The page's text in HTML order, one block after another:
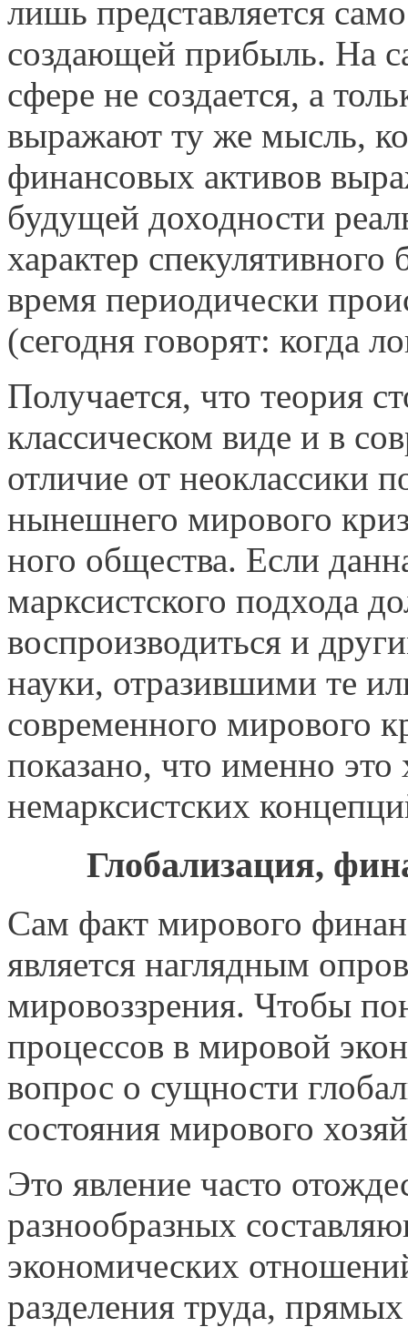
лишь представляется
соз­дающей прибыль. На
сфере не создается, а
выражают ту же мысль,
финансовых активов
будущей доходности
характер спекулятивного
время периодически
(сегодня говорят: когда
Получается, что теория
классическом виде и в
отличие от неоклассики
нынешнего мирового
ного общества. Если
марксистского под­хода
воспроизводиться и
науки, отразившими те
совре­менного мирового
показано, что именно это
немарксистских
Глобализация,
Сам факт мирового
является нагляд­ным
мировоззрения. Чтобы
процессов в мировой
вопрос о сущности
состояния мирового
Это явление часто
разнообразных
экономических
разделения труда,